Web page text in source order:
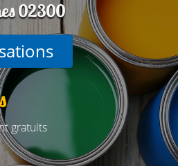
02300
gratuits